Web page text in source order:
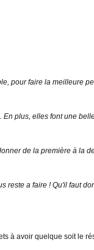
pour faire la meilleure
En plus, elles font une
de la première à la
reste a faire ! Qu'il faut
à avoir quelque soit le